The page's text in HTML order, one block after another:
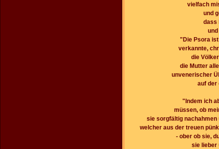
vielfach
und
dass
"Die Psora
verkannte,
die
die Mutter
unvenerischer
auf der
"Indem ich
müssen, ob
sie sorgfältig nachahmen
welcher aus der treuen
- ober ob sie,
sie lieber